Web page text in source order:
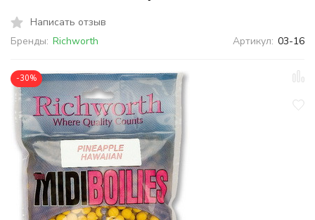
Написать отзыв
Бренды: Richworth Артикул: 03-16
-30%